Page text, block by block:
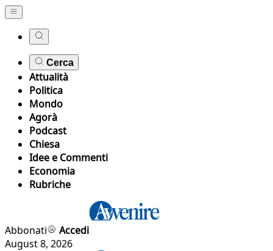
Cerca
Attualità
Politica
Mondo
Agorà
Podcast
Chiesa
Idee e Commenti
Economia
Rubriche
Abbonati
Accedi
August 8, 2026